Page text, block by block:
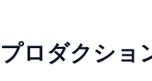
プロダクショ